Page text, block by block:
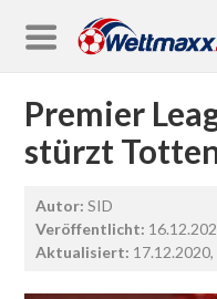
Premier
stürzt
Autor: SID
Veröffentlicht:
Aktualisiert: